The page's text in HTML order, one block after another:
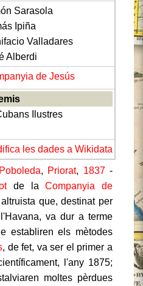
Sarasola
Ipiña
Valladares
Alberdi
de Jesús
Ilustres
Poboleda, Priorat, 1837-
de laCompanyia de
que, destinat per
va dur a terme
establiren els mètodes
, de fet, va ser el primer a
l'any 1875;
moltes pèrdues